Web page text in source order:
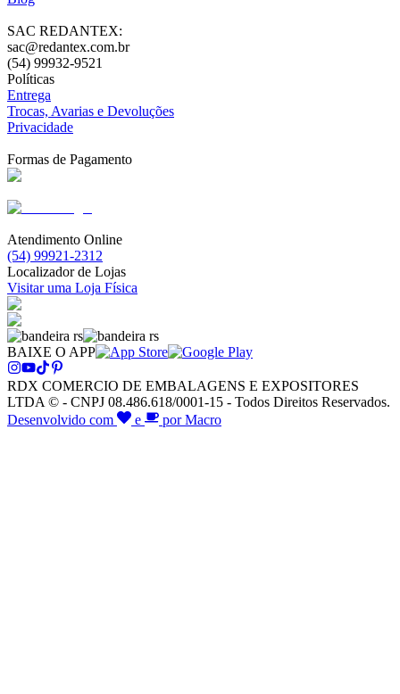
SAC REDANTEX:
sac@redantex.com.br
(54) 99932-9521
Políticas
Entrega
Trocas, Avarias e Devoluções
Privacidade
Formas de Pagamento
Atendimento Online
(54) 99921-2312
Localizador de Lojas
Visitar uma Loja Física
BAIXE O APP
RDX COMERCIO DE EMBALAGENS E EXPOSITORES
LTDA © - CNPJ 08.486.618/0001-15 - Todos Direitos Reservados.
Desenvolvido com
e por Macro